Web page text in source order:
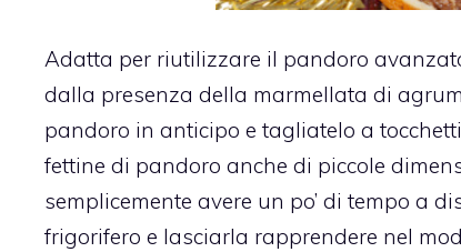
Adatta per riutilizzare il pandoro
dalla presenza della marmellata di
pandoro in anticipo e tagliatelo a
fettine di pandoro anche di piccole
semplicemente avere un po’ di tempo a
frigorifero e lasciarla rapprendere nel